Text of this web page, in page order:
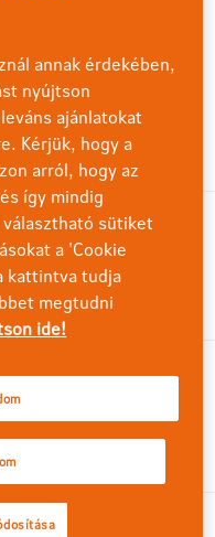
regisztrált
kezelésére
tanácsadóink, vagy
akkor
kapcsolatos
annak érdekében,
nyújtson
ajánlatokat
Kérjük, hogy a
arról, hogy az
így mindig
sütiket
a 'Cookie
kattintva tudja
megtudni
ide!